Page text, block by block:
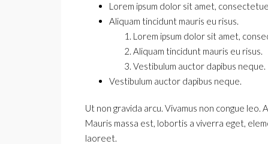
Lorem ipsum dolor sit amet,
Aliquam tincidunt mauris eu risus.
Lorem ipsum dolor sit amet,
Aliquam tincidunt mauris eu risus.
Vestibulum auctor dapibus neque.
Vestibulum auctor dapibus neque.
Ut non gravida arcu. Vivamus non congue
Mauris massa est, lobortis a viverra eget,
laoreet.